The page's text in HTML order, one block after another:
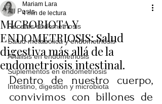
All Posts
Recetas endometriosis
Salud metabólica y endometriosis
Análisis en endometriosis
Suplementos en endometriosis
Intestino, digestión y microbiota
MICROBIOTA Y
ENDOMETRIOSIS: Salud
digestiva más allá de la
endometriosis intestinal.
Mariam Lara
4 min de lectura
Dentro de nuestro cuerpo,
convivimos con billones de